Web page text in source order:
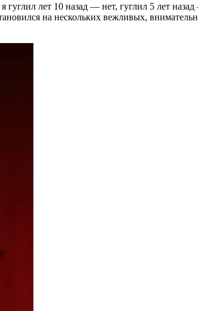
лет 10 назад — нет, гуглил 5 лет
на нескольких вежливых,